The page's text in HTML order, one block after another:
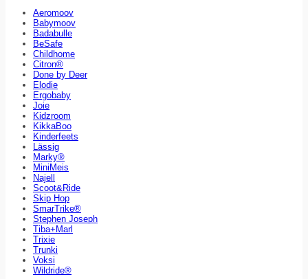
Aeromoov
Babymoov
Badabulle
BeSafe
Childhome
Citron®
Done by Deer
Elodie
Ergobaby
Joie
Kidzroom
KikkaBoo
Kinderfeets
Lässig
Marky®
MiniMeis
Najell
Scoot&Ride
Skip Hop
SmarTrike®
Stephen Joseph
Tiba+Marl
Trixie
Trunki
Voksi
Wildride®